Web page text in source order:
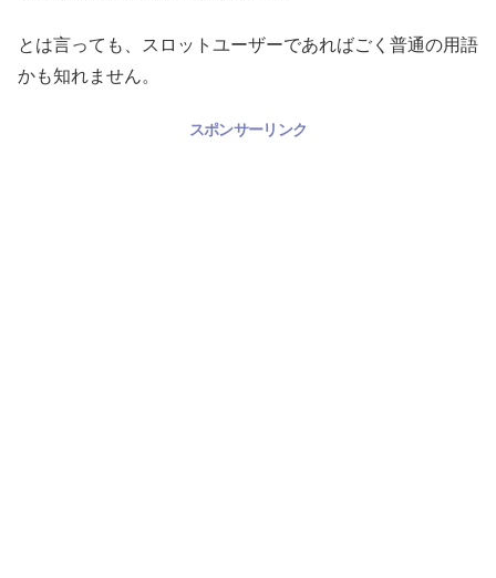
とは言っても、スロットユーザーであればごく普通の用語
かも知れません。
スポンサーリンク